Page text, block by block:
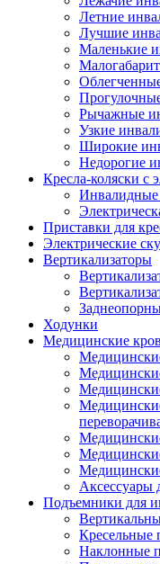
Летние
Лучшие
Маленькие
Рычажные
Узкие
Широкие
Недорогие
Кресла-коляски с
Инвалидные
Приставки для
Электрические
Вертикализаторы
Ходунки
Медицинские
Аксессуары
Подъемники для
Кресельные
Наклонные